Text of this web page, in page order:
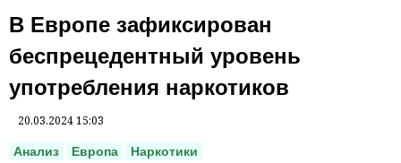
В Европе зафиксирован
беспрецедентный уровень
употребления наркотиков
20.03.2024 15:03
Анализ Европа Наркотики